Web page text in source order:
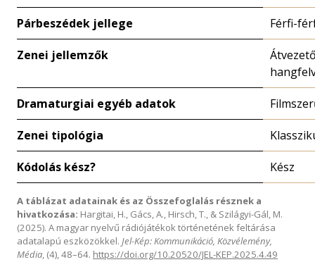
Párbeszédek jellege Férfi-
Zenei jellemzők
Dramaturgiai egyéb adatok
Zenei tipológia
Kódolás kész? Kész
A táblázat adatainak és az Összefoglalás résznek a
hivatkozása: Hargitai, H., Gács, A., Hirsch, T., & Szilágyi-Gál, M.
(2025). A magyar nyelvű rádiójátékok történetének feltárása
adatalapú eszközökkel. Jel-Kép: Kommunikáció, Közvélemény,
Média, (4), 48–64. https://doi.org/10.20520/JEL-KEP.2025.4.49